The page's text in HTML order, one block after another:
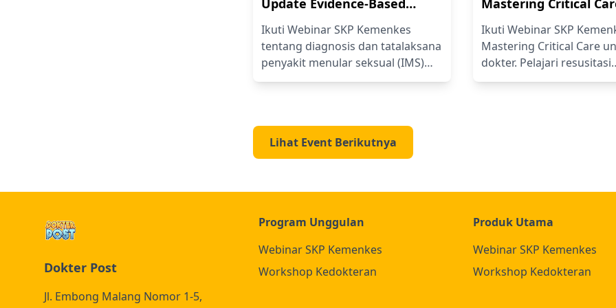
Update Evidence-Based
dalam Diagnosis dan
Tatalaksana Penyakit
Menular Seksual: Tantangan
Praktik Klinis
Ikuti Webinar SKP Kemenkes
tentang diagnosis dan tatalaksana
penyakit menular seksual (IMS)
berbasis evidence. Pelajari gonore,
resistensi antibiotik, partner
management, serta skrining HIV
bersama dokter spesialis.
Mastering Critical
Optimalisasi Resusitasi
Hemodinamik dan
pada Pasien Kritis
Ikuti Webinar SKP
Mastering Critical Care
dokter. Pelajari resusitasi
hemodinamik, tata
Lihat Event Berikutnya
Dokter Post
Jl. Embong Malang Nomor 1-5,
Program Unggulan
Webinar SKP Kemenkes
Workshop Kedokteran
Produk Utama
Webinar SKP Kemenkes
Workshop Kedokteran